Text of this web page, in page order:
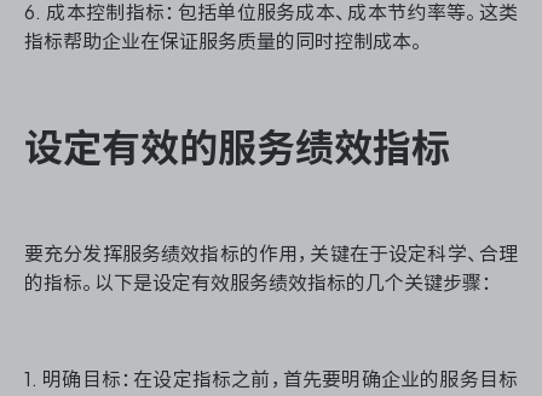
6. 成本控制指标：包括单位服务成本、成本节约率等。这类
指标帮助企业在保证服务质量的同时控制成本。
设定有效的服务绩效指标
要充分发挥服务绩效指标的作用，关键在于设定科学、合理
的指标。以下是设定有效服务绩效指标的几个关键步骤：
1. 明确目标：在设定指标之前，首先要明确企业的服务目标